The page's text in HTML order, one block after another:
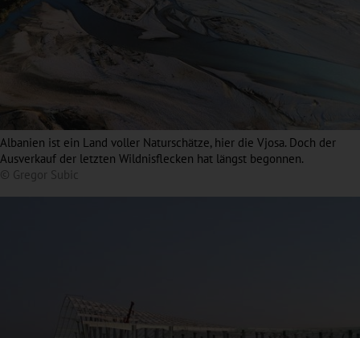
Albanien ist ein Land voller Naturschätze, hier die Vjosa. Doch der
Ausverkauf der letzten Wildnisflecken hat längst begonnen.
© Gregor Subic